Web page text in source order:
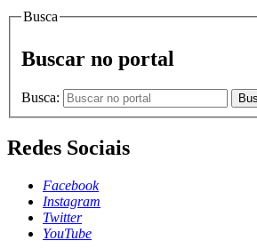
Busca
Buscar no portal
Busca:
Redes Sociais
Facebook
Instagram
Twitter
YouTube